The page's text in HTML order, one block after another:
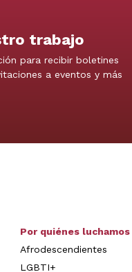
trabajo
para recibir boletines
a eventos y más
Por quiénes luchamos
Afrodescendientes
LGBTI+